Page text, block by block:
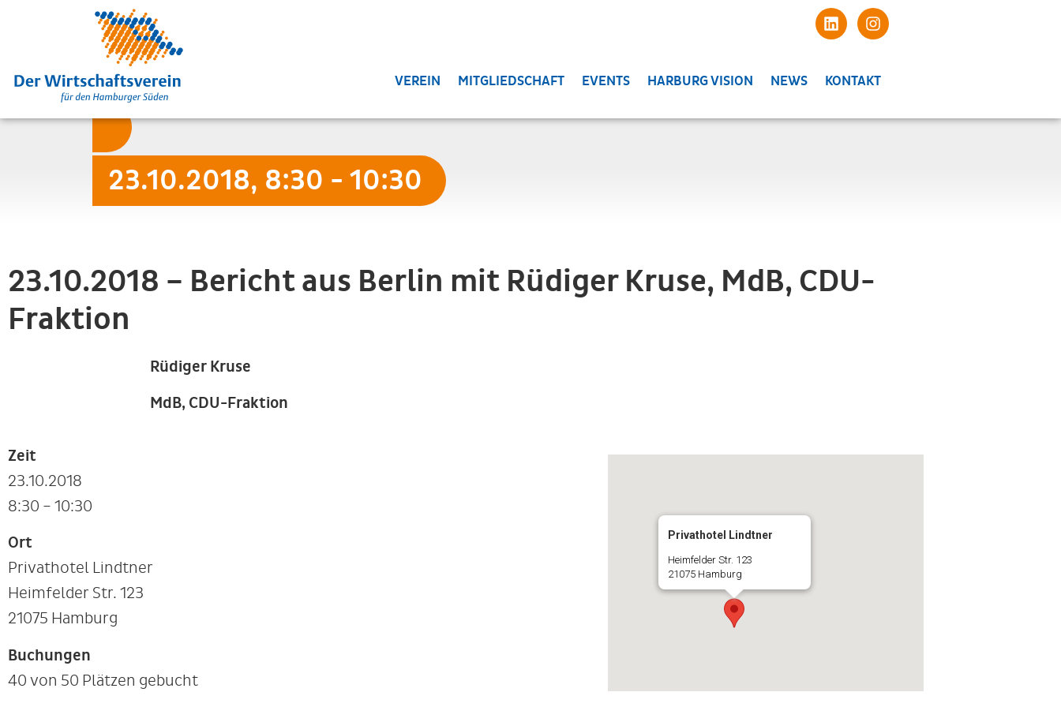
VEREIN MITGLIEDSCHAFT EVENTS HARBURG VISION NEWS KONTAKT
23.10.2018, 8:30 - 10:30
23.10.2018 – Bericht aus Berlin mit Rüdiger Kruse, MdB, CDU-
Fraktion
Rüdiger Kruse
MdB, CDU-Fraktion
Zeit
23.10.2018
8:30 – 10:30
Ort
Privathotel Lindtner
Heimfelder Str. 123
21075 Hamburg
Buchungen
40 von 50 Plätzen gebucht
Privathotel Lindtner
Heimfelder Str. 123
21075 Hamburg